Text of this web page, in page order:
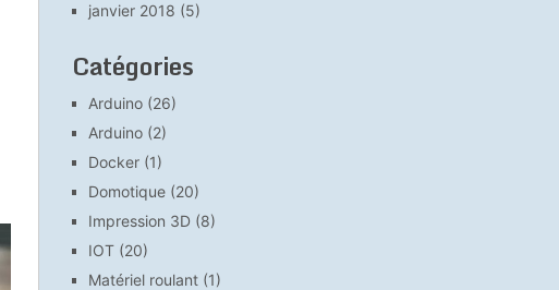
janvier 2018 (5)
Catégories
Arduino (26)
Arduino (2)
Docker (1)
Domotique (20)
Impression 3D (8)
IOT (20)
Matériel roulant (1)